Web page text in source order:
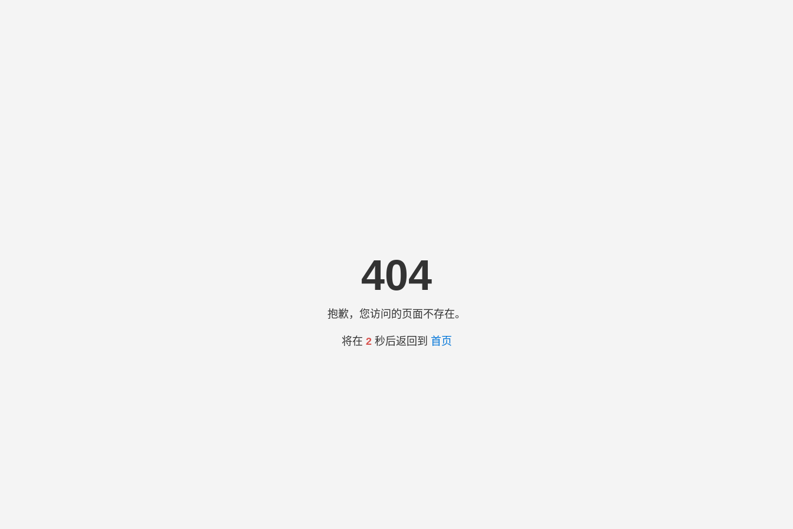
404
抱歉，您访问的页面不存在。
将在 2秒后返回到 首页